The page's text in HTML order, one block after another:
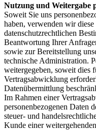
Nutzung und Weitergabe
Soweit Sie uns
haben, verwenden wir
datenschutzrechtlichen
Beantwortung Ihrer
sowie zur Bereitstellung
technische Administration.
weitergegeben, soweit dies
Vertragsabwicklung
Datenübermittlung
Im Rahmen einer
personenbezogenen Daten
steuer- und
Kunde einer